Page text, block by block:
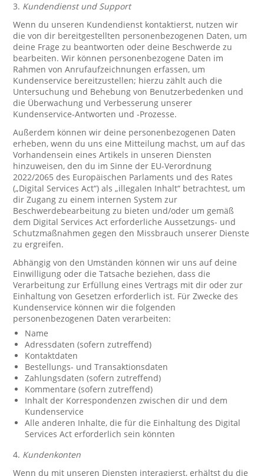
3. Kundendienst und Support
Wenn du unseren Kundendienst kontaktierst, nutzen wir
die von dir bereitgestellten personenbezogenen Daten, um
deine Frage zu beantworten oder deine Beschwerde zu
bearbeiten. Wir können personenbezogene Daten im
Rahmen von Anrufaufzeichnungen erfassen, um
Kundenservice bereitzustellen; hierzu zählt auch die
Untersuchung und Behebung von Benutzerbedenken und
die Überwachung und Verbesserung unserer
Kundenservice-Antworten und -Prozesse.
Außerdem können wir deine personenbezogenen Daten
erheben, wenn du uns eine Mitteilung machst, um auf das
Vorhandensein eines Artikels in unseren Diensten
hinzuweisen, den du im Sinne der EU-Verordnung
2022/2065 des Europäischen Parlaments und des Rates
(„Digital Services Act“) als „illegalen Inhalt“ betrachtest, um
dir Zugang zu einem internen System zur
Beschwerdebearbeitung zu bieten und/oder um gemäß
dem Digital Services Act erforderliche Aussetzungs- und
Schutzmaßnahmen gegen den Missbrauch unserer Dienste
zu ergreifen.
Abhängig von den Umständen können wir uns auf deine
Einwilligung oder die Tatsache beziehen, dass die
Verarbeitung zur Erfüllung eines Vertrags mit dir oder zur
Einhaltung von Gesetzen erforderlich ist. Für Zwecke des
Kundenservice können wir die folgenden
personenbezogenen Daten verarbeiten:
Name
Adressdaten (sofern zutreffend)
Kontaktdaten
Bestellungs- und Transaktionsdaten
Zahlungsdaten (sofern zutreffend)
Kommentare (sofern zutreffend)
Inhalt der Korrespondenzen zwischen dir und dem
Kundenservice
Alle anderen Inhalte, die für die Einhaltung des Digital
Services Act erforderlich sein könnten
4. Kundenkonten
Wenn du mit unseren Diensten interagierst, erhältst du die